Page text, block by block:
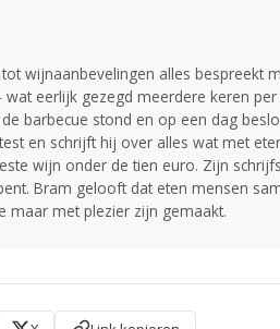
wijnaanbevelingen alles bespreekt
eerlijk gezegd meerdere keren
barbecue stond en op een dag
en schrijft hij over alles wat met
wijn onder de tien euro. Zijn
Bram gelooft dat eten mensen
maar met plezier zijn gemaakt.